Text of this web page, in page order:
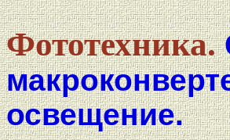
Фототехника.
освещение.